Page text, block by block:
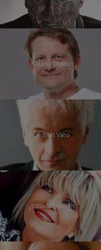
Martin Doktor
Robert Vano
Chantal Poullain